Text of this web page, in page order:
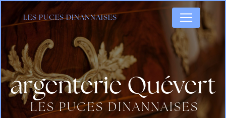
LES PUCES DINANNAISES
argenterie Quévert
LES PUCES DINANNAISES
Panneau de gestion des cookies